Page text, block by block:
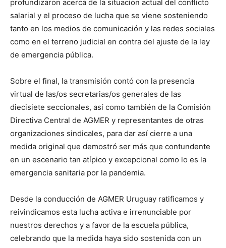
profundizaron acerca de la situación actual del conflicto
salarial y el proceso de lucha que se viene sosteniendo
tanto en los medios de comunicación y las redes sociales
como en el terreno judicial en contra del ajuste de la ley
de emergencia pública.
Sobre el final, la transmisión contó con la presencia
virtual de las/os secretarias/os generales de las
diecisiete seccionales, así como también de la Comisión
Directiva Central de AGMER y representantes de otras
organizaciones sindicales, para dar así cierre a una
medida original que demostró ser más que contundente
en un escenario tan atípico y excepcional como lo es la
emergencia sanitaria por la pandemia.
Desde la conducción de AGMER Uruguay ratificamos y
reivindicamos esta lucha activa e irrenunciable por
nuestros derechos y a favor de la escuela pública,
celebrando que la medida haya sido sostenida con un